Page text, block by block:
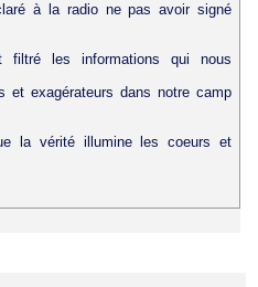
à la radio ne pas avoir signé
les informations qui nous
et exagérateurs dans notre camp
la vérité illumine les coeurs et